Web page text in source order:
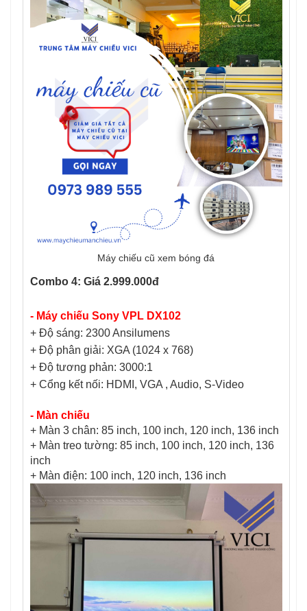
Máy chiếu cũ xem bóng đá
Combo 4: Giá 2.999.000đ
- Máy chiếu Sony VPL DX102
+ Độ sáng: 2300 Ansilumens
+ Độ phân giải: XGA (1024 x 768)
+ Độ tương phản: 3000:1
+ Cổng kết nối: HDMI, VGA , Audio, S-Video
- Màn chiếu
+ Màn 3 chân: 85 inch, 100 inch, 120 inch, 136 inch
+ Màn treo tường: 85 inch, 100 inch, 120 inch, 136
inch
+ Màn điện: 100 inch, 120 inch, 136 inch